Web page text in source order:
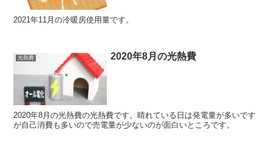
2021年11月の冷暖房使用量です。
光熱費 2020年8月の光熱費
2020年8月の光熱費の光熱費です。晴れている日は発電量が多いです
が自己消費も多いので売電量が少ないのが面白いところです。